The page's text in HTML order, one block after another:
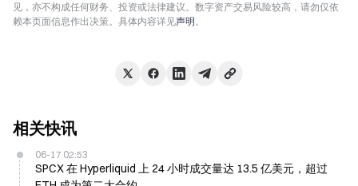
见，亦不构成任何财务、投资或法律建议。数字资产交易风险较高，请勿仅依
赖本页面信息作出决策。具体内容详见声明。
相关快讯
06-17 02:53
SPCX 在 Hyperliquid 上 24 小时成交量达 13.5 亿美元，超过